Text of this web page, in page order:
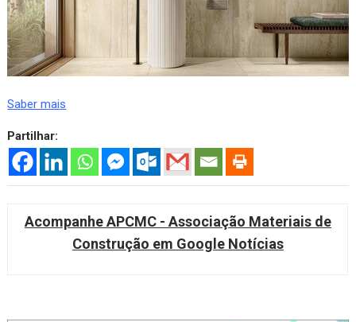
Saber mais
Partilhar:
Acompanhe APCMC - Associação Materiais de
Construção em Google Notícias